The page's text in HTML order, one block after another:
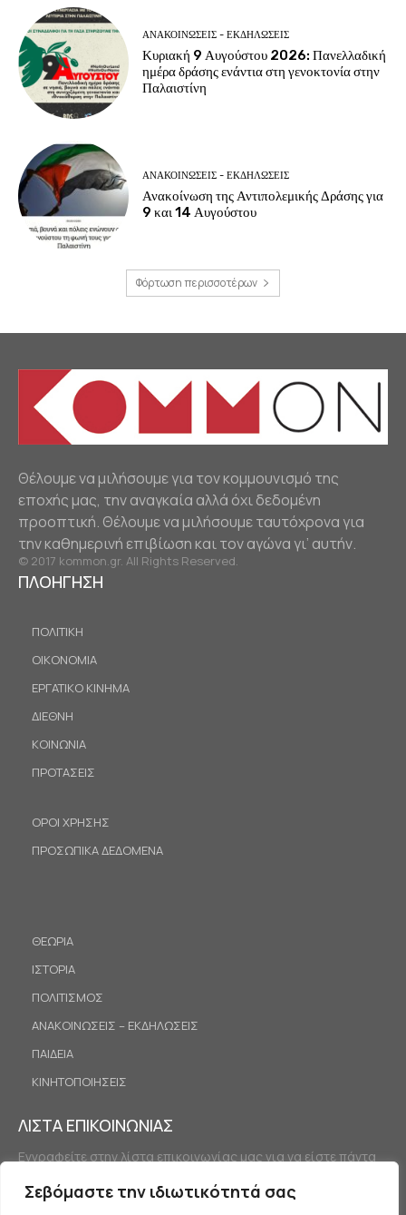
Σεβόμαστε την ιδιωτικότητά σας
ΑΝΑΚΟΙΝΩΣΕΙΣ - ΕΚΔΗΛΩΣΕΙΣ
Κυριακή 9 Αυγούστου 2026: Πανελλαδική
ημέρα δράσης ενάντια στη γενοκτονία στην
Παλαιστίνη
ΑΝΑΚΟΙΝΩΣΕΙΣ - ΕΚΔΗΛΩΣΕΙΣ
Ανακοίνωση της Αντιπολεμικής Δράσης για
9 και 14 Αυγούστου
Φόρτωση περισσοτέρων
Θέλουμε να μιλήσουμε για τον κομμουνισμό της
εποχής μας, την αναγκαία αλλά όχι δεδομένη
προοπτική. Θέλουμε να μιλήσουμε ταυτόχρονα για
την καθημερινή επιβίωση και τον αγώνα γι’ αυτήν.
© 2017 kommon.gr. All Rights Reserved.
ΠΛΟΗΓΗΣΗ
ΠΟΛΙΤΙΚΗ
ΟΙΚΟΝΟΜΙΑ
ΕΡΓΑΤΙΚΟ ΚΙΝΗΜΑ
ΔΙΕΘΝΗ
ΚΟΙΝΩΝΙΑ
ΠΡΟΤΑΣΕΙΣ
ΟΡΟΙ ΧΡΗΣΗΣ
ΠΡΟΣΩΠΙΚΑ ΔΕΔΟΜΕΝΑ
ΘΕΩΡΙΑ
ΙΣΤΟΡΙΑ
ΠΟΛΙΤΙΣΜΟΣ
ΑΝΑΚΟΙΝΩΣΕΙΣ – ΕΚΔΗΛΩΣΕΙΣ
ΠΑΙΔΕΙΑ
ΚΙΝΗΤΟΠΟΙΗΣΕΙΣ
ΛΙΣΤΑ ΕΠΙΚΟΙΝΩΝΙΑΣ
Εγγραφείτε στην λίστα επικοινωνίας μας για να είστε πάντα